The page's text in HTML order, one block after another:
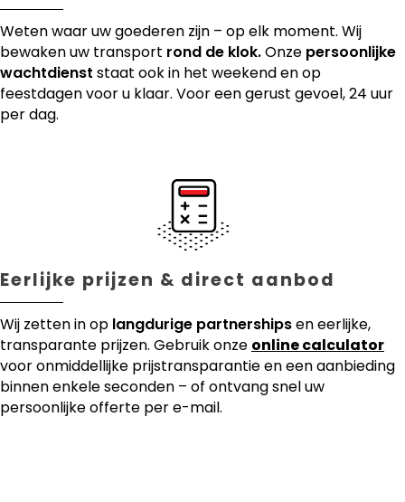
Weten waar uw goederen zijn – op elk moment. Wij
bewaken uw transport rond de klok.Onze persoonlijke
wachtdienst staat ook in het weekend en op
feestdagen voor u klaar. Voor een gerust gevoel, 24 uur
per dag.
Eerlijke prijzen & direct aanbod
Wij zetten in op langdurige partnershipsen eerlijke,
transparante prijzen. Gebruik onze online calculator
voor onmiddellijke prijstransparantie en een aanbieding
binnen enkele seconden – of ontvang snel uw
persoonlijke offerte per e-mail.